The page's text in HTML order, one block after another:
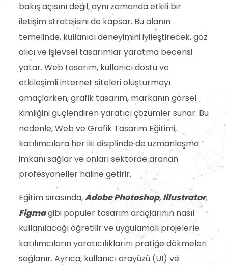
bakış açısını değil, aynı zamanda etkili bir
iletişim stratejisini de kapsar. Bu alanın
temelinde, kullanıcı deneyimini iyileştirecek, göz
alıcı ve işlevsel tasarımlar yaratma becerisi
yatar. Web tasarım, kullanıcı dostu ve
etkileşimli internet siteleri oluşturmayı
amaçlarken, grafik tasarım, markanın görsel
kimliğini güçlendiren yaratıcı çözümler sunar. Bu
nedenle, Web ve Grafik Tasarım Eğitimi,
katılımcılara her iki disiplinde de uzmanlaşma
imkanı sağlar ve onları sektörde aranan
profesyoneller haline getirir.
Eğitim sırasında,Adobe Photoshop, Illustrator,
Figmagibi popüler tasarım araçlarının nasıl
kullanılacağı öğretilir ve uygulamalı projelerle
katılımcıların yaratıcılıklarını pratiğe dökmeleri
sağlanır. Ayrıca, kullanıcı arayüzü (UI) ve